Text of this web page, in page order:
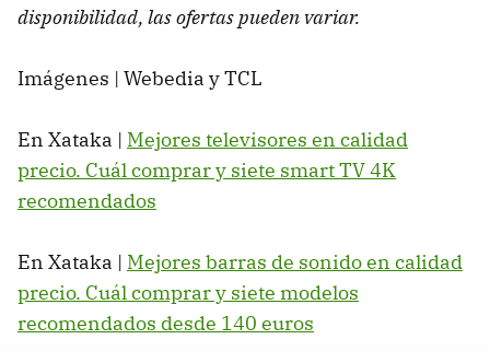
disponibilidad, las ofertas pueden variar.
Imágenes | Webedia y TCL
En Xataka | Mejores televisores en calidad
precio. Cuál comprar y siete smart TV 4K
recomendados
En Xataka | Mejores barras de sonido en calidad
precio. Cuál comprar y siete modelos
recomendados desde 140 euros